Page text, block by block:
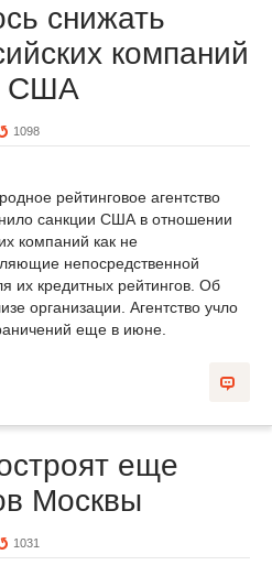
снижать
компаний
США
1098
рейтинговое агентство
санкции США в отношении
компаний как не
непосредственной
их кредитных рейтингов. Об
организации. Агентство учло
еще в июне.
еще
Москвы
1031